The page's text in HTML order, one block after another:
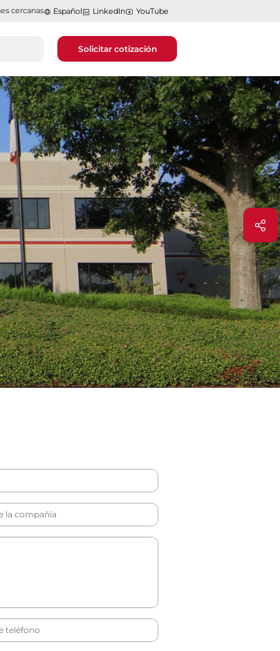
cercanas Español LinkedIn YouTube
Solicitar cotización